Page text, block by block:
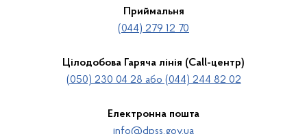
Приймальня
(044) 279 12 70
Цілодобова Гаряча лінія (Call-центр)
(050) 230 04 28 або (044) 244 82 02
Електронна пошта
info@dpss.gov.ua